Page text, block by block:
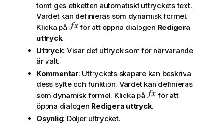
tomt ges etiketten automatiskt uttryckets text.
Värdet kan definieras som dynamisk formel.
Klicka på
för att öppna dialogen Redigera
uttryck.
Uttryck: Visar det uttryck som för närvarande
är valt.
Kommentar: Uttryckets skapare kan beskriva
dess syfte och funktion. Värdet kan definieras
som dynamisk formel. Klicka på
för att
öppna dialogen Redigera uttryck.
Osynlig: Döljer uttrycket.